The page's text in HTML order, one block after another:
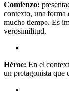
Comienzo:
contexto, una forma
mucho tiempo. Es
verosimilitud.
Héroe: En el
un protagonista que